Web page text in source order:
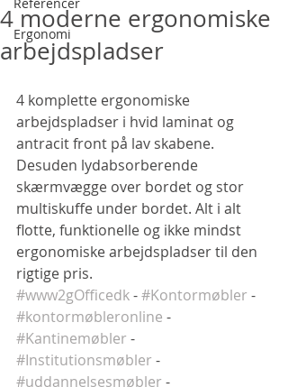
Ergonomi
4 moderne ergonomiske
arbejdspladser
4 komplette ergonomiske
arbejdspladser i hvid laminat og
antracit front på lav skabene.
Desuden lydabsorberende
skærmvægge over bordet og stor
multiskuffe under bordet. Alt i alt
flotte, funktionelle og ikke mindst
ergonomiske arbejdspladser til den
rigtige pris.
#www2gOfficedk - #Kontormøbler -
#kontormøbleronline -
#Kantinemøbler -
#Institutionsmøbler -
#uddannelsesmøbler -